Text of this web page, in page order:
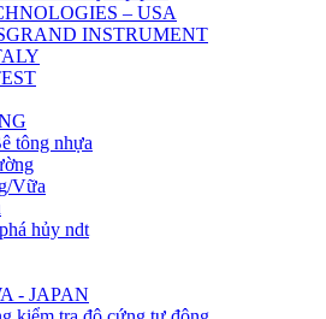
– USA
INSTRUMENT
tông nhựa
Vữa
hủy ndt
- JAPAN